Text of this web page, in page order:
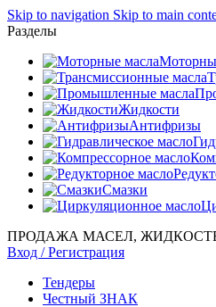
Skip to navigation Skip to main
Разделы
Жидкости
Антифризы
Смазки
ПРОДАЖА МАСЕЛ,
Вход / Регистрация
Тендеры
Честный ЗНАК